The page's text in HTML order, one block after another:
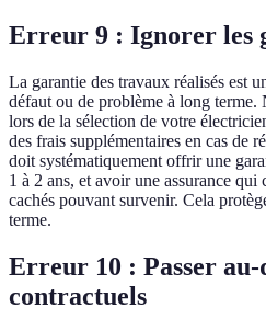
Erreur 9 : Ignorer les
La garantie des travaux réalisés est
défaut ou de problème à long terme.
lors de la sélection de votre
des frais supplémentaires en cas de
doit systématiquement offrir une
1 à 2 ans, et avoir une assurance qui
cachés pouvant survenir. Cela
terme.
Erreur 10 : Passer au-
contractuels